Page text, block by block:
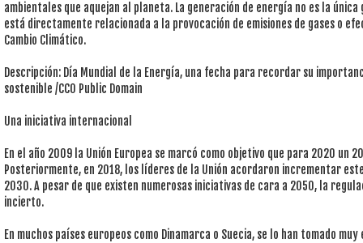
ambientales que aquejan al planeta. La generación de energía no es la
está directamente relacionada a la provocación de emisiones de gases o
Cambio Climático.
Descripción: Día Mundial de la Energía, una fecha para recordar su
sostenible /CC0 Public Domain
Una iniciativa internacional
En el año 2009 la Unión Europea se marcó como objetivo que para 2020 un
Posteriormente, en 2018, los líderes de la Unión acordaron incrementar
2030. A pesar de que existen numerosas iniciativas de cara a 2050, la
incierto.
En muchos países europeos como Dinamarca o Suecia, se lo han tomado